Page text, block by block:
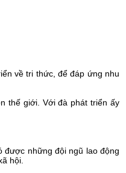
về tri thức, để đáp ứng nhu
thế giới. Với đà phát triển ấy
được những đội ngũ lao động
hội.